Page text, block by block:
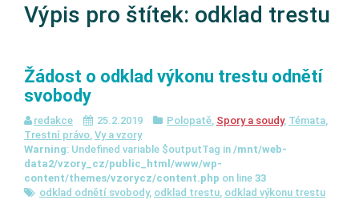
Výpis pro štítek: odklad trestu
Žádost o odklad výkonu trestu odnětí
svobody
redakce 25.2.2019 Polopatě, Spory a soudy, Témata,
Trestní právo, Vy a vzory
Warning: Undefined variable $outputTag in /mnt/web-
data2/vzory_cz/public_html/www/wp-
content/themes/vzorycz/content.php on line 33
odklad odnětí svobody, odklad trestu, odklad výkonu trestu